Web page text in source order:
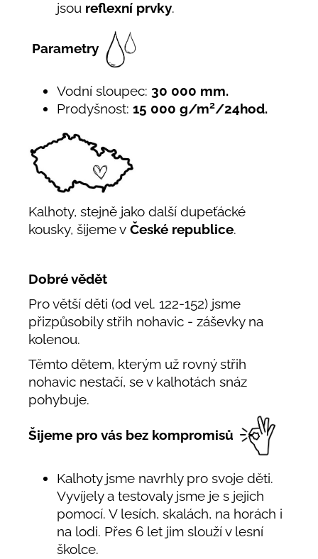
jsou reflexní prvky.
Parametry
Vodní sloupec: 30 000 mm.
Prodyšnost: 15 000 g/m2/24hod.
Kalhoty, stejně jako další dupeťácké
kousky, šijeme v České republice.
Dobré vědět
Pro větší děti (od vel. 122-152) jsme
přizpůsobily střih nohavic - záševky na
kolenou.
Těmto dětem, kterým už rovný střih
nohavic nestačí, se v kalhotách snáz
pohybuje.
Šijeme pro vás bez kompromisů
Kalhoty jsme navrhly pro svoje děti.
Vyvíjely a testovaly jsme je s jejich
pomocí. V lesích, skalách, na horách i
na lodi. Přes 6 let jim slouží v lesní
školce.